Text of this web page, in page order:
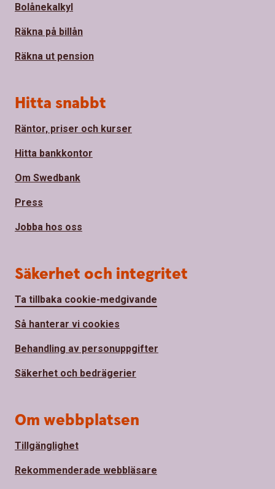
Bolånekalkyl
Räkna på billån
Räkna ut pension
Hitta snabbt
Räntor, priser och kurser
Hitta bankkontor
Om Swedbank
Press
Jobba hos oss
Säkerhet och integritet
Ta tillbaka cookie-medgivande
Så hanterar vi cookies
Behandling av personuppgifter
Säkerhet och bedrägerier
Om webbplatsen
Tillgänglighet
Rekommenderade webbläsare